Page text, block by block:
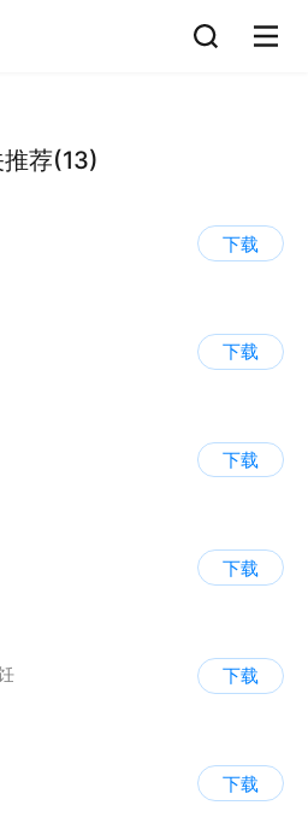
推荐(13)
下载
下载
下载
下载
下载
下载